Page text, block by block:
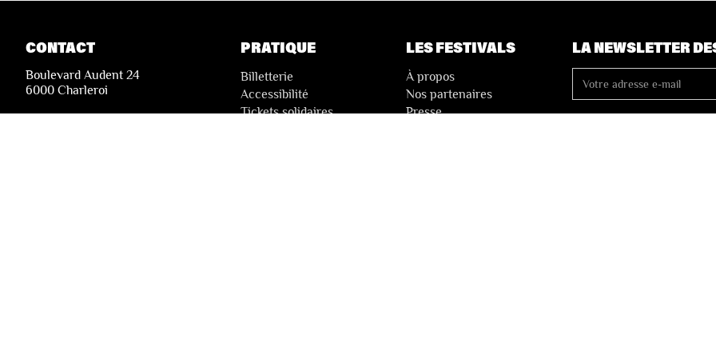
CONTACT
Boulevard Audent 24
6000 Charleroi
PRATIQUE
Billetterie
Accessibilité
Tickets solidaires
LES FESTIVALS
À propos
Nos partenaires
Presse
LA NEWSLETTER